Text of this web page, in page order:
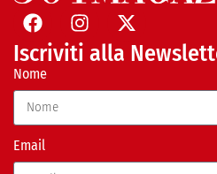
Iscriviti alla
Nome
Email